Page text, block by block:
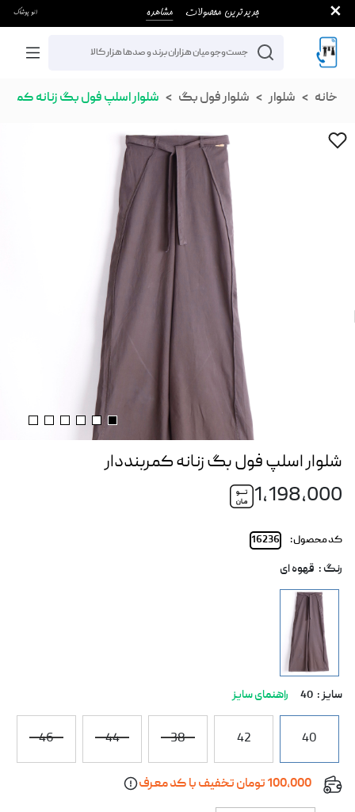
خانه شلوار شلوار فول بگ شلوار اسلپ فول بگ زنانه
شلوار اسلپ فول بگ زنانه کمربنددار
1,198,000
کد محصول : 16236
رنگ : قهوه ای
سایز : 40 راهنمای سایز
40
42
38
44
46
100,000 تومان تخفیف با کد معرف